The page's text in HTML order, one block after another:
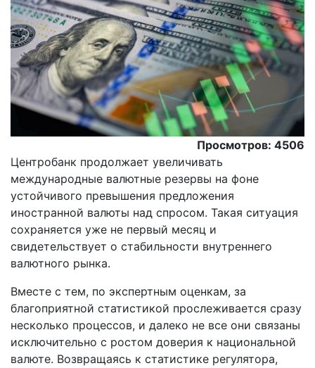
Просмотров: 4506
Центробанк продолжает увеличивать
международные валютные резервы на фоне
устойчивого превышения предложения
иностранной валюты над спросом. Такая ситуация
сохраняется уже не первый месяц и
свидетельствует о стабильности внутреннего
валютного рынка.
Вместе с тем, по экспертным оценкам, за
благоприятной статистикой прослеживается сразу
несколько процессов, и далеко не все они связаны
исключительно с ростом доверия к национальной
валюте. Возвращаясь к статистике регулятора,